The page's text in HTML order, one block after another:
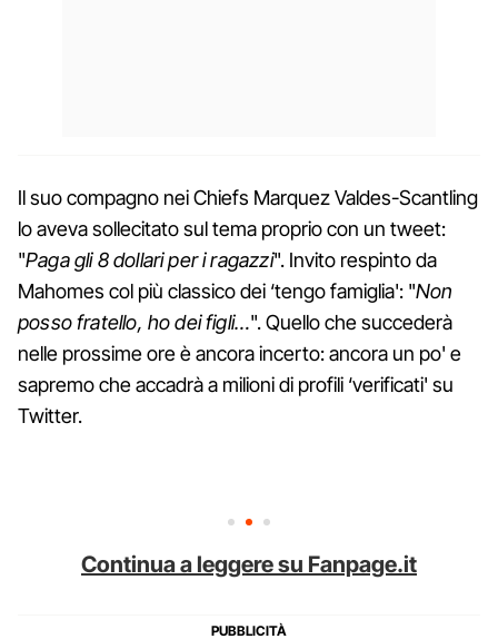
Il suo compagno nei Chiefs Marquez Valdes-Scantling
lo aveva sollecitato sul tema proprio con un tweet:
"Paga gli 8 dollari per i ragazzi". Invito respinto da
Mahomes col più classico dei ‘tengo famiglia': "Non
posso fratello, ho dei figli…". Quello che succederà
nelle prossime ore è ancora incerto: ancora un po' e
sapremo che accadrà a milioni di profili ‘verificati' su
Twitter.
Continua a leggere su Fanpage.it